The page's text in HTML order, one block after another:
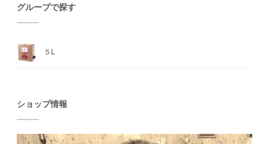
グループで探す
５L
ショップ情報